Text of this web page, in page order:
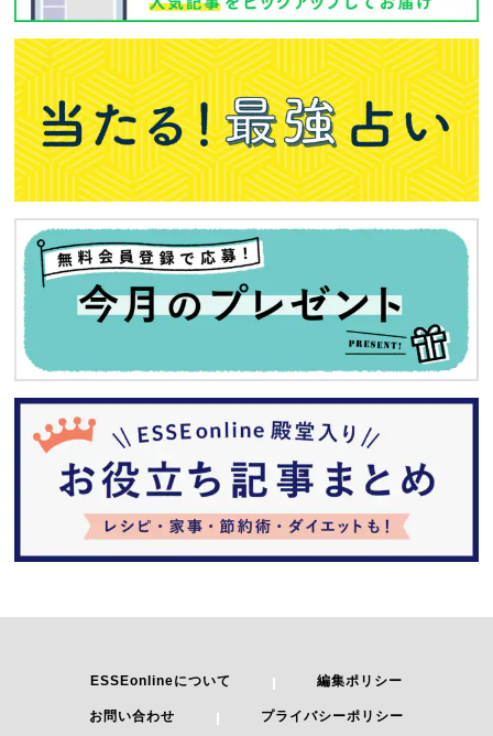
ESSEonlineについて 編集ポリシー
お問い合わせ プライバシーポリシー